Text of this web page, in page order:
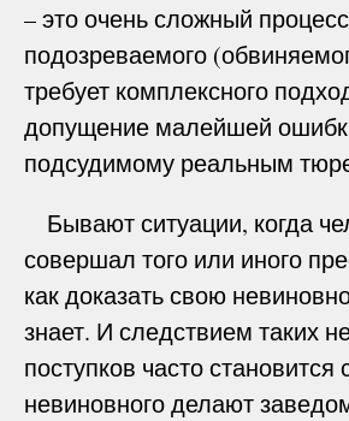
– это очень сложный
подозреваемого
требует комплексного
допущение малейшей
подсудимому реальным
Бывают ситуации, когда
совершал того или иного
как доказать свою
знает. И следствием таких
поступков часто становится
невиновного делают